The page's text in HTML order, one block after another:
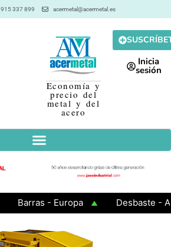
915 337 899 acermetal@acermetal.es
Economía y
precio del
metal y del
acero
Inicia
sesión
Barras - Europa
Desbaste - Asia